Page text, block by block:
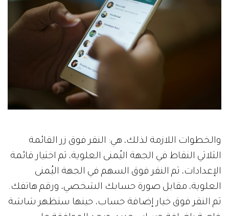
والخطوات اللازمة لذلك، هي: النقر فوق زر القائمة
الثلاثي النقاط في الجهة اليُمنى العلوية، ثم اختيار قائمة
الإعدادات، ثم النقر فوق السهم في الجهة اليُمنى
العلوية، مقابل صورة حسابك الشخصي، ورقم هاتفك.
ثم النقر فوق خيار إضافة حساب، حينها ستظهر شاشة